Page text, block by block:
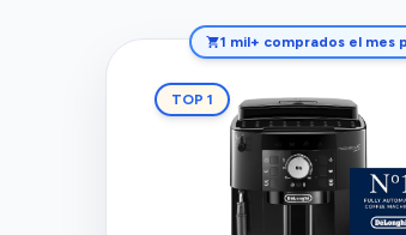
1 mil+ comprados el mes
TOP 1